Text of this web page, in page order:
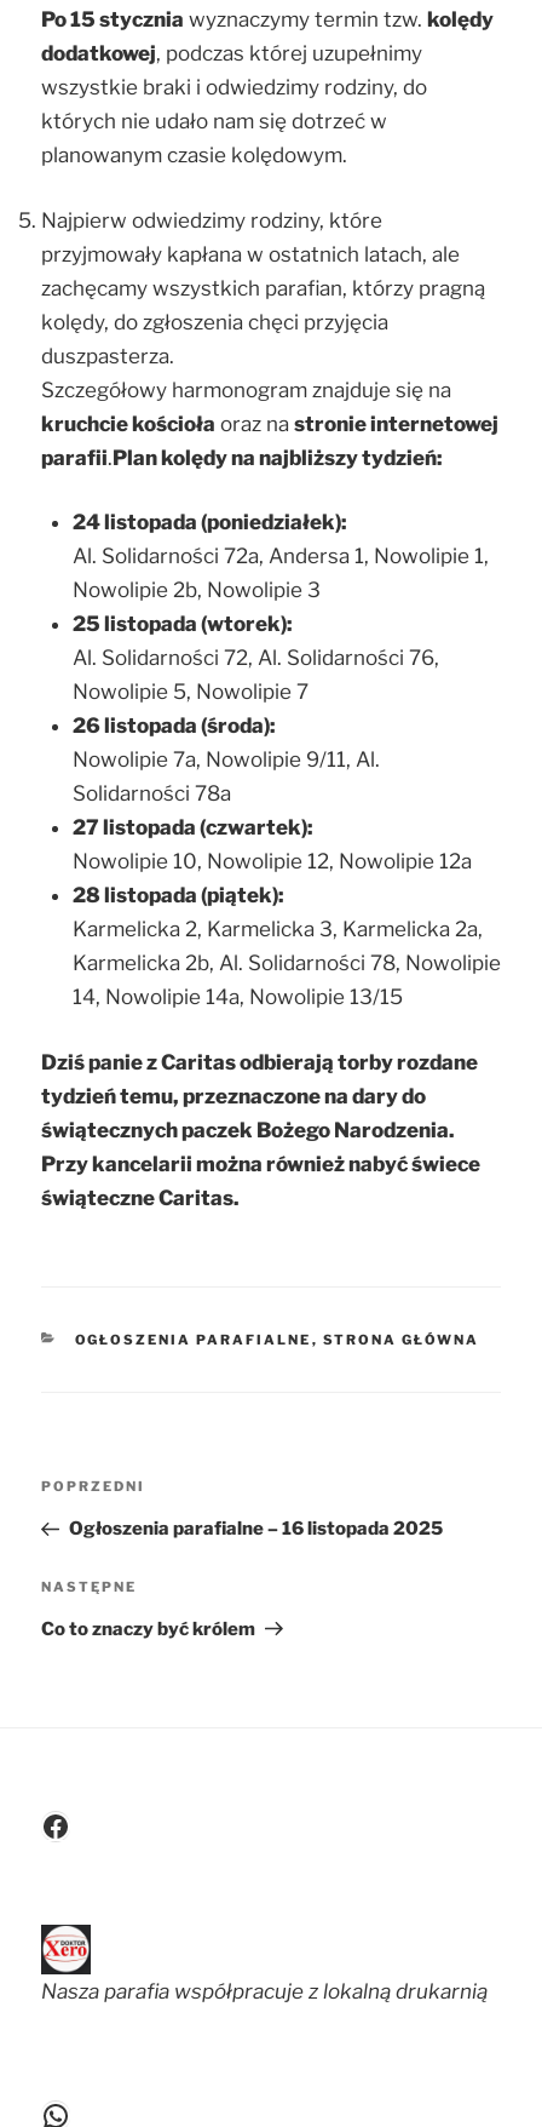
Po 15 stycznia wyznaczymy termin tzw. kolędy
dodatkowej, podczas której uzupełnimy
wszystkie braki i odwiedzimy rodziny, do
których nie udało nam się dotrzeć w
planowanym czasie kolędowym.
Najpierw odwiedzimy rodziny, które
przyjmowały kapłana w ostatnich latach, ale
zachęcamy wszystkich parafian, którzy pragną
kolędy, do zgłoszenia chęci przyjęcia
duszpasterza.
Szczegółowy harmonogram znajduje się na
kruchcie kościoła oraz na stronie internetowej
parafii.Plan kolędy na najbliższy tydzień:
24 listopada (poniedziałek):
Al. Solidarności 72a, Andersa 1, Nowolipie 1,
Nowolipie 2b, Nowolipie 3
25 listopada (wtorek):
Al. Solidarności 72, Al. Solidarności 76,
Nowolipie 5, Nowolipie 7
26 listopada (środa):
Nowolipie 7a, Nowolipie 9/11, Al.
Solidarności 78a
27 listopada (czwartek):
Nowolipie 10, Nowolipie 12, Nowolipie 12a
28 listopada (piątek):
Karmelicka 2, Karmelicka 3, Karmelicka 2a,
Karmelicka 2b, Al. Solidarności 78, Nowolipie
14, Nowolipie 14a, Nowolipie 13/15
Dziś panie z Caritas odbierają torby rozdane
tydzień temu, przeznaczone na dary do
świątecznych paczek Bożego Narodzenia.
Przy kancelarii można również nabyć świece
świąteczne Caritas.
KATEGORIE
OGŁOSZENIA PARAFIALNE , STRONA GŁÓWNA
Nawigacja
wpisu
Poprzedni
wpis
POPRZEDNI
Ogłoszenia parafialne – 16 listopada 2025
Następny
wpis
NASTĘPNE
Co to znaczy być królem
Facebook
Nasza parafia współpracuje z lokalną drukarnią
WhatsApp